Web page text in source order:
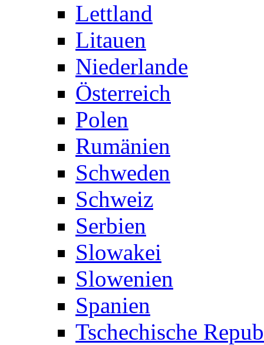
Lettland
Litauen
Niederlande
Österreich
Polen
Rumänien
Schweden
Schweiz
Serbien
Slowakei
Slowenien
Spanien
Tschechische